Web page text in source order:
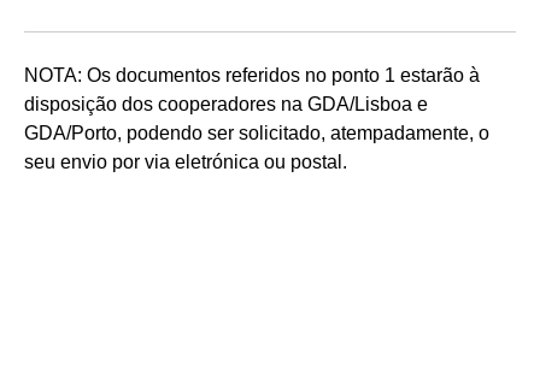
NOTA: Os documentos referidos no ponto 1 estarão à
disposição dos cooperadores na GDA/Lisboa e
GDA/Porto, podendo ser solicitado, atempadamente, o
seu envio por via eletrónica ou postal.